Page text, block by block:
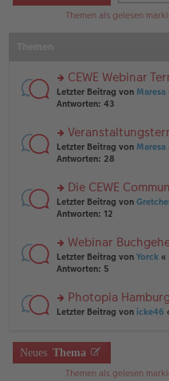
Themen als gelesen
rs
te
n
g
el
e
n
er
tr
a
g
CEWE Webinar
Letzter Beitrag von Maresa
Antworten: 43
rs
te
n
g
el
e
n
er
tr
a
Letzter Beitrag von Maresa
Antworten: 28
rs
te
n
g
el
e
n
ei
tr
Die CEWE
Letzter Beitrag von
Antworten: 12
rs
te
n
g
es
e
n
Webinar
Letzter Beitrag von Yorck «
Antworten: 5
rs
u
n
Photopia
Letzter Beitrag von icke46
Neues Thema
Themen als gelesen